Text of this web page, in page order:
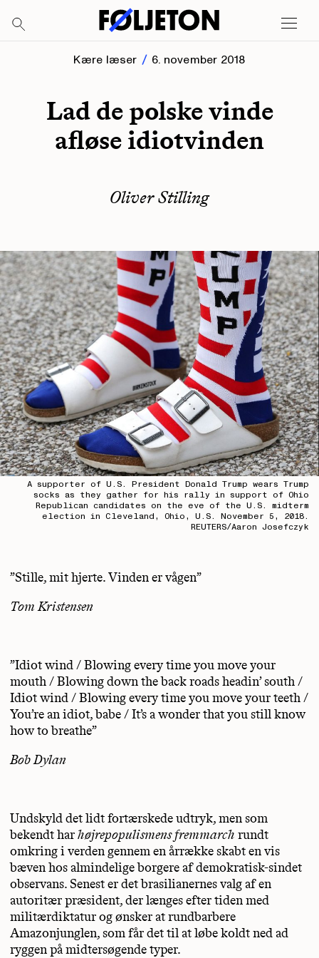
Kære læser 6. november 2018
Lad de polske vinde
afløse idiotvinden
Oliver Stilling
A supporter of U.S. President Donald Trump wears Trump
socks as they gather for his rally in support of Ohio
Republican candidates on the eve of the U.S. midterm
election in Cleveland, Ohio, U.S. November 5, 2018.
REUTERS/Aaron Josefczyk
”Stille, mit hjerte. Vinden er vågen”
Tom Kristensen
”Idiot wind / Blowing every time you move your
mouth / Blowing down the back roads headin’ south /
Idiot wind / Blowing every time you move your teeth /
You’re an idiot, babe / It’s a wonder that you still know
how to breathe”
Bob Dylan
Undskyld det lidt fortærskede udtryk, men som
bekendt harhøjrepopulismens fremmarch rundt
omkring i verden gennem en årrække skabt en vis
bæven hos almindelige borgere af demokratisk-sindet
observans. Senest er det brasilianernes valg af en
autoritær præsident, der længes efter tiden med
militærdiktatur og ønsker at rundbarbere
Amazonjunglen, som får det til at løbe koldt ned ad
ryggen på midtersøgende typer.